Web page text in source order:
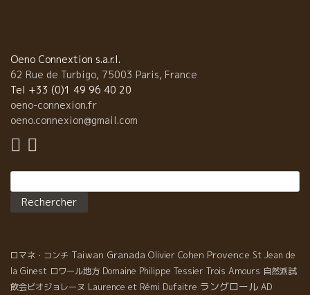
Oeno Connextion s.a.r.l.
62 Rue de Turbigo, 75003 Paris, France
Tel +33 (0)1 49 96 40 20
oeno-connexion.fr
oeno.connexion@gmail.com
ロマネ・コンチ Taiwan Granada Olivier Cohen Provence St Jean de
la Ginest ロワール地方 Domaine Philippe Tessier Trois Amours 自然派試
飲会ビオジョレーヌ Laurence et Rémi Dufaitre ラングロール AD